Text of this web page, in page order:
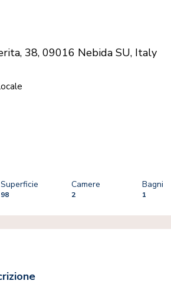
38, 09016 Nebida SU, Italy
Superficie
98
Camere
2
Bagni
1